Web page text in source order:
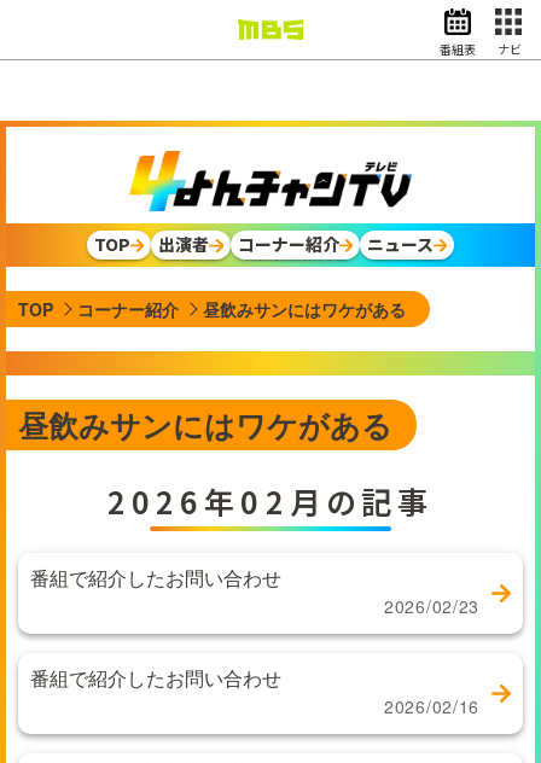
ドラマ
スポーツ
動画イズム ニュース
天気・防災 イベント
映画 アナウンサー
グッズ
EN 検索 番組表
番組表 ナビ
TOP 出演者 コーナー紹介 ニュース
TOP コーナー紹介 昼飲みサンにはワケがある
昼飲みサンにはワケがある
2026年02月の記事
番組で紹介したお問い合わせ
2026/02/23
番組で紹介したお問い合わせ
2026/02/16